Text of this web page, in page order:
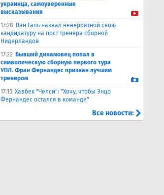
украинца, самоуверенные
высказывания
17:28 Ван Галь назвал невероятной свою
кандидатуру на пост тренера сборной
Нидерландов
17:22 Бывший динамовец попал в
символическую сборную первого тура
УПЛ. Фран Фернандес признан лучшим
тренером
17:15 Хавбек "Челси": "Хочу, чтобы Энцо
Фернандес остался в команде"
Все новости: